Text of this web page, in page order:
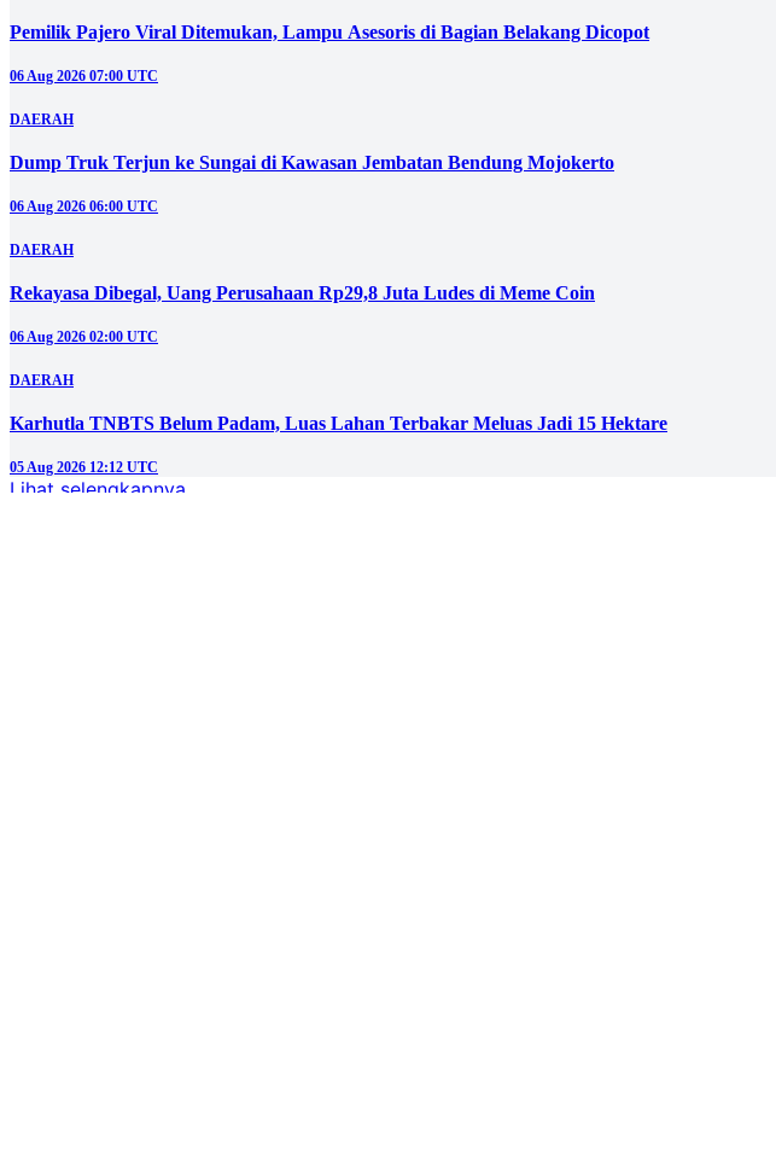
Pemilik Pajero Viral Ditemukan, Lampu Asesoris di Bagian Belakang Dicopot
06 Aug 2026 07:00 UTC
DAERAH
Dump Truk Terjun ke Sungai di Kawasan Jembatan Bendung Mojokerto
06 Aug 2026 06:00 UTC
DAERAH
Rekayasa Dibegal, Uang Perusahaan Rp29,8 Juta Ludes di Meme Coin
06 Aug 2026 02:00 UTC
DAERAH
Karhutla TNBTS Belum Padam, Luas Lahan Terbakar Meluas Jadi 15 Hektare
05 Aug 2026 12:12 UTC
Lihat selengkapnya